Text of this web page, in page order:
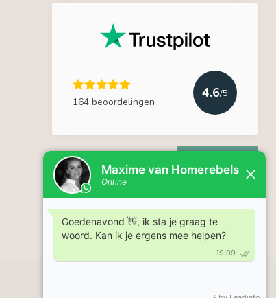
164 beoordelingen
4.6/5